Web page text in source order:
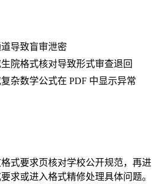
导致盲审泄密
院格式核对导致形式审查退回
杂数学公式在 PDF 中显示异常
式要求页核对学校公开规范，再进
求或进入格式精修处理具体问题。